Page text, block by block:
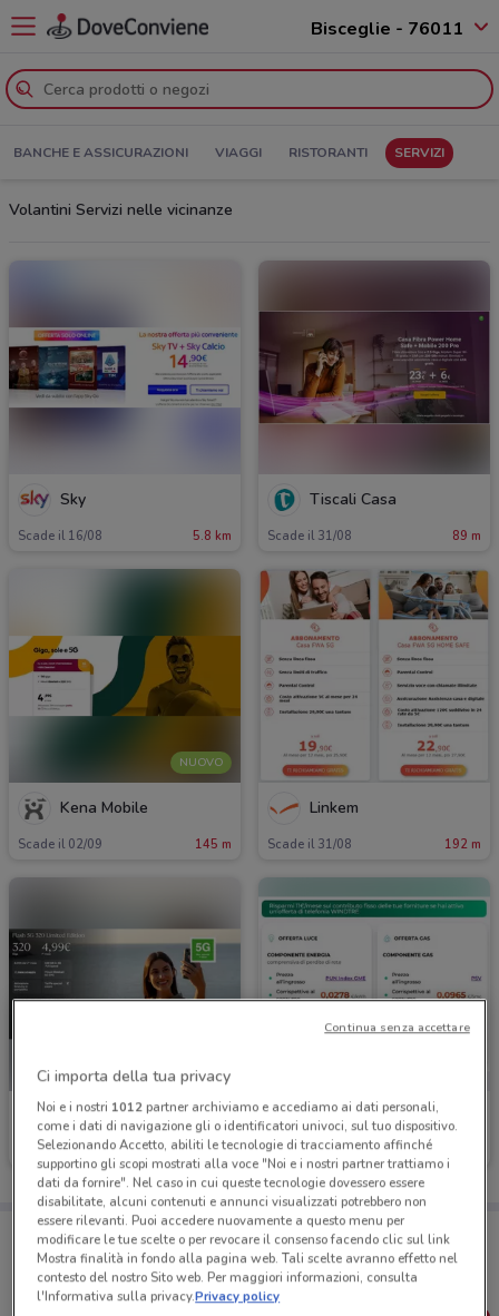
Bisceglie - 76011
BANCHE E ASSICURAZIONI VIAGGI RISTORANTI SERVIZI
Volantini Servizi nelle vicinanze
Sky
Scade il 16/08 5.8 km
Tiscali Casa
Scade il 31/08 89 m
NUOVO
Kena Mobile
Scade il 02/09 145 m
Linkem
Scade il 31/08 192 m
1mobile
Scade il 31/08 212 m
WindTre
Scade il 25/09
Porta DoveConviene sempre con te!
Puoi trovare le migliori offerte dei negozi vicino a te,
salvarle e creare la tua lista del risparmio, comodamente
dal tuo cellulare.
Ci importa della tua privacy
Noi e i nostri 1012partner archiviamo e accediamo ai dati personali,
come i dati di navigazione gli o identificatori univoci, sul tuo dispositivo.
Selezionando Accetto, abiliti le tecnologie di tracciamento affinché
supportino gli scopi mostrati alla voce "Noi e i nostri partner trattiamo i
dati da fornire". Nel caso in cui queste tecnologie dovessero essere
disabilitate, alcuni contenuti e annunci visualizzati potrebbero non
essere rilevanti. Puoi accedere nuovamente a questo menu per
modificare le tue scelte o per revocare il consenso facendo clic sul link
Mostra finalità in fondo alla pagina web. Tali scelte avranno effetto nel
contesto del nostro Sito web. Per maggiori informazioni, consulta
l'Informativa sulla privacy.Privacy policy
Continua senza accettare